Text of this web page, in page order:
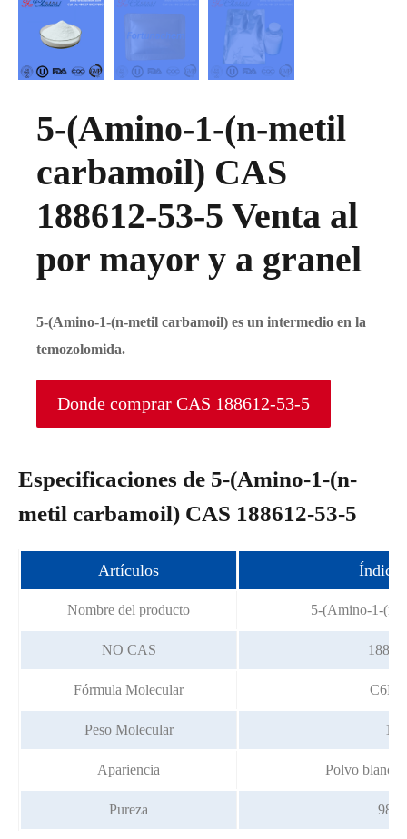
5-(Amino-1-(n-metil
carbamoil) CAS
188612-53-5 Venta al
por mayor y a granel
5-(Amino-1-(n-metil carbamoil) es un intermedio en la
temozolomida.
Donde comprar CAS 188612-53-5
Especificaciones de 5-(Amino-1-(n-
metil carbamoil) CAS 188612-53-5
Artículos Índice
Nombre del producto 5-(Amino-1-(n-
NO CAS
Fórmula Molecular
Peso Molecular
Apariencia Polvo blanco
Pureza